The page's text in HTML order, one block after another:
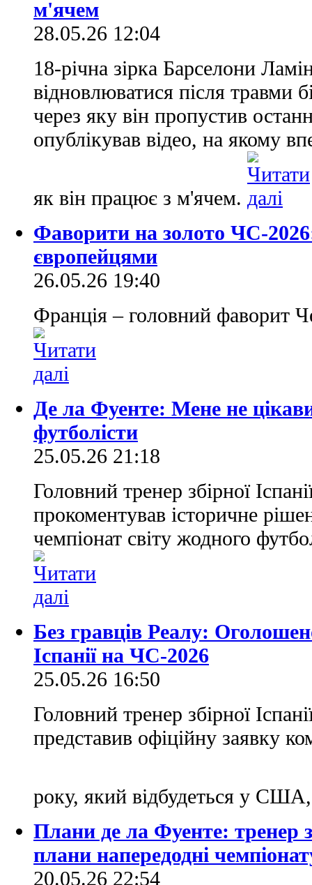
м'ячем
28.05.26 12:04
18-річна зірка Барселони
відновлюватися після травми
через яку він пропустив
опублікував відео, на якому
як він працює з м'ячем.
Фаворити на золото ЧС-
європейцями
26.05.26 19:40
Франція – головний фаворит
Де ла Фуенте: Мене не
футболісти
25.05.26 21:18
Головний тренер збірної
прокоментував історичне
чемпіонат світу жодного
Без гравців Реалу:
Іспанії на ЧС-2026
25.05.26 16:50
Головний тренер збірної
представив офіційну заявку
року, який відбудеться у
Плани де ла Фуенте: тренер
плани напередодні
20.05.26 22:54